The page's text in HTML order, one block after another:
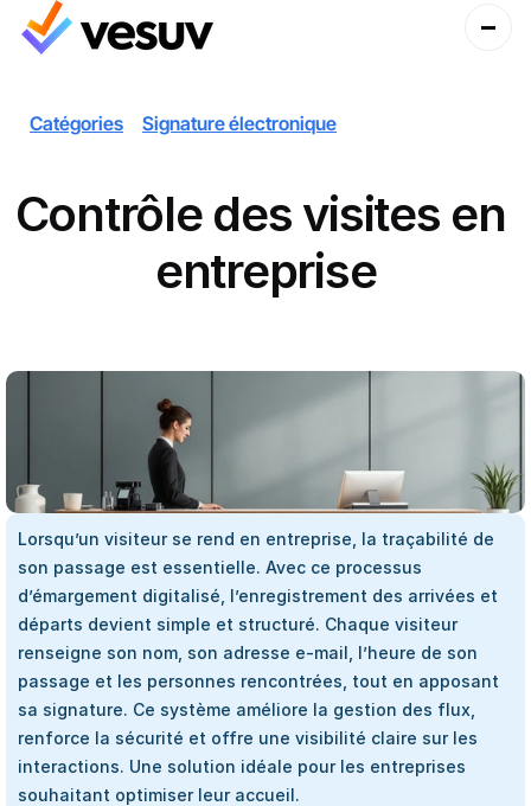
Catégories Signature électronique
Contrôle des visites en
entreprise
Lorsqu’un visiteur se rend en entreprise, la traçabilité de
son passage est essentielle. Avec ce processus
d’émargement digitalisé, l’enregistrement des arrivées et
départs devient simple et structuré. Chaque visiteur
renseigne son nom, son adresse e-mail, l’heure de son
passage et les personnes rencontrées, tout en apposant
sa signature. Ce système améliore la gestion des flux,
renforce la sécurité et offre une visibilité claire sur les
interactions. Une solution idéale pour les entreprises
souhaitant optimiser leur accueil.